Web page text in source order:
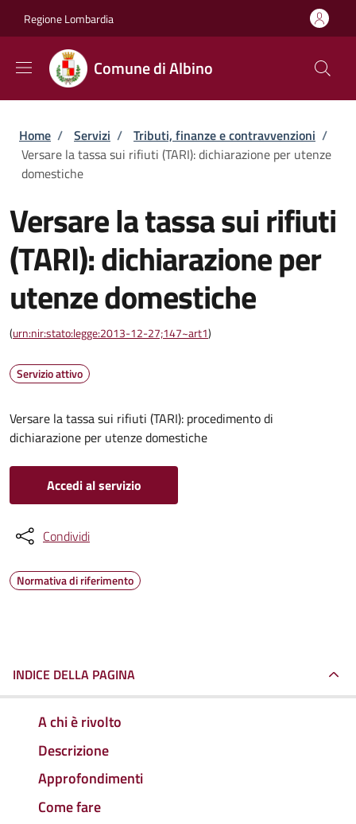
Regione Lombardia
Comune di Albino
Briciole di pane
Home / Servizi / Tributi, finanze e contravvenzioni /
Versare la tassa sui rifiuti (TARI): dichiarazione per utenze
domestiche
Versare la tassa sui rifiuti
(TARI): dichiarazione per
utenze domestiche
(urn:nir:stato:legge:2013-12-27;147~art1)
Servizio attivo
Versare la tassa sui rifiuti (TARI): procedimento di
dichiarazione per utenze domestiche
Accedi al servizio
Condividi
Normativa di riferimento
INDICE DELLA PAGINA
A chi è rivolto
Descrizione
Approfondimenti
Come fare